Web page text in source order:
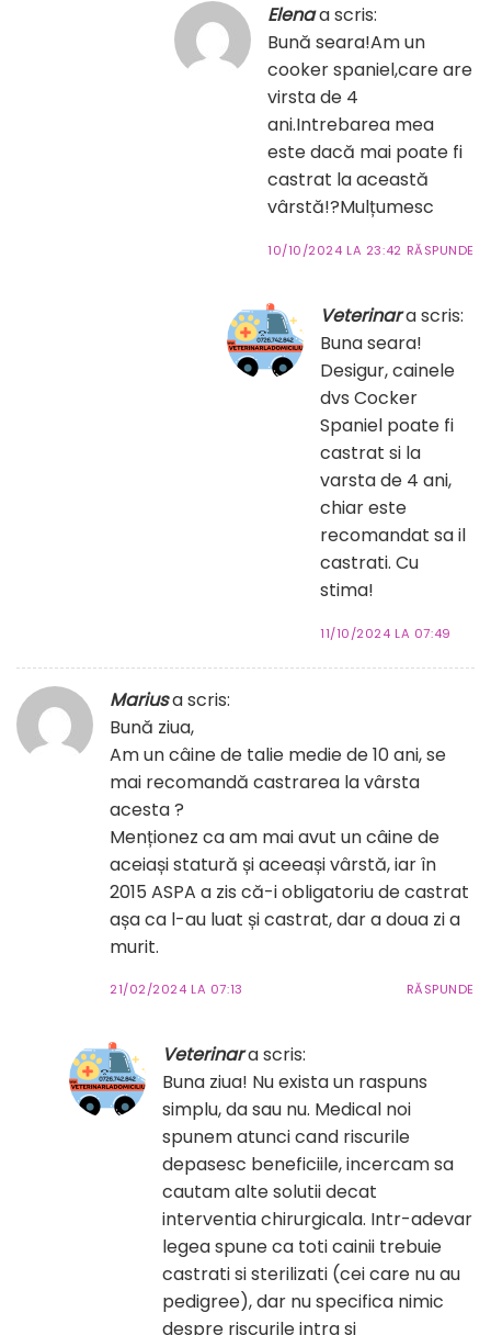
Elenaa scris:
Bună seara!Am un
cooker spaniel,care are
virsta de 4
ani.Intrebarea mea
este dacă mai poate fi
castrat la această
vârstă!?Mulțumesc
10/10/2024 LA 23:42 RĂSPUNDE
Veterinara scris:
Buna seara!
Desigur, cainele
dvs Cocker
Spaniel poate fi
castrat si la
varsta de 4 ani,
chiar este
recomandat sa il
castrati. Cu
stima!
11/10/2024 LA 07:49
Mariusa scris:
Bună ziua,
Am un câine de talie medie de 10 ani, se
mai recomandă castrarea la vârsta
acesta ?
Menționez ca am mai avut un câine de
aceiași statură și aceeași vârstă, iar în
2015 ASPA a zis că-i obligatoriu de castrat
așa ca l-au luat și castrat, dar a doua zi a
murit.
21/02/2024 LA 07:13 RĂSPUNDE
Veterinara scris:
Buna ziua! Nu exista un raspuns
simplu, da sau nu. Medical noi
spunem atunci cand riscurile
depasesc beneficiile, incercam sa
cautam alte solutii decat
interventia chirurgicala. Intr-adevar
legea spune ca toti cainii trebuie
castrati si sterilizati (cei care nu au
pedigree), dar nu specifica nimic
despre riscurile intra si